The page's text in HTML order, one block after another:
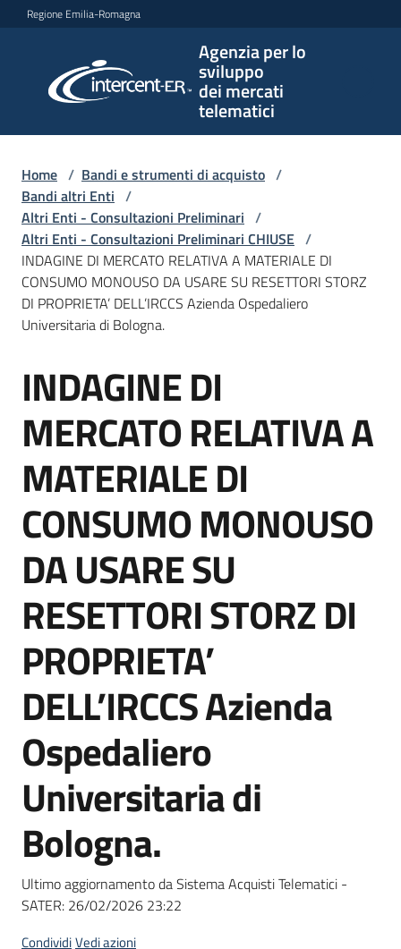
Vai al contenuto
Vai alla navigazione
Vai al footer
Regione Emilia-Romagna
Agenzia per lo
sviluppo
dei mercati
telematici
per lo
sviluppo
telematici
L'Agenzia
Bandi
strumenti
Supporto
Piattaforme
telematiche
English
site
Seguici
su
Home / Bandi e strumenti di acquisto /
Bandi altri Enti /
Altri Enti - Consultazioni Preliminari /
Altri Enti - Consultazioni Preliminari CHIUSE /
INDAGINE DI MERCATO RELATIVA A MATERIALE DI
CONSUMO MONOUSO DA USARE SU RESETTORI STORZ
DI PROPRIETA’ DELL’IRCCS Azienda Ospedaliero
Universitaria di Bologna.
Salta al contenuto
INDAGINE DI
MERCATO RELATIVA A
MATERIALE DI
CONSUMO MONOUSO
DA USARE SU
RESETTORI STORZ DI
PROPRIETA’
DELL’IRCCS Azienda
Ospedaliero
Universitaria di
Bologna.
Ultimo aggiornamento da Sistema Acquisti Telematici -
SATER: 26/02/2026 23:22
CondividiVedi azioni